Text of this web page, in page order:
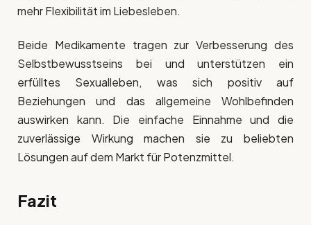
mehr Flexibilität im Liebesleben.
Beide Medikamente tragen zur Verbesserung des
Selbstbewusstseins bei und unterstützen ein
erfülltes Sexualleben, was sich positiv auf
Beziehungen und das allgemeine Wohlbefinden
auswirken kann. Die einfache Einnahme und die
zuverlässige Wirkung machen sie zu beliebten
Lösungen auf dem Markt für Potenzmittel.
Fazit